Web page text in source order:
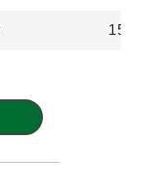
150.6